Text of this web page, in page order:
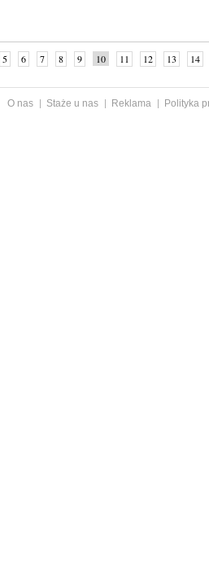
5 6 7 8 9 10 11 12 13 14
O nas Staże u nas Reklama
Polityka